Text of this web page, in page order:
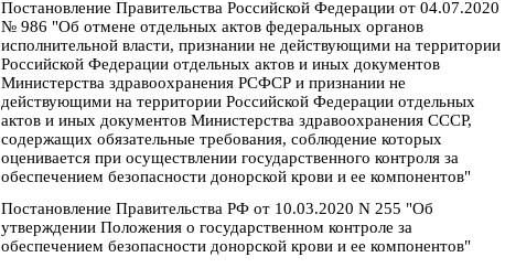
Постановление Правительства Российской Федерации от 04.07.2020
№ 986 "Об отмене отдельных актов федеральных органов
исполнительной власти, признании не действующими на территории
Российской Федерации отдельных актов и иных документов
Министерства здравоохранения РСФСР и признании не
действующими на территории Российской Федерации отдельных
актов и иных документов Министерства здравоохранения СССР,
содержащих обязательные требования, соблюдение которых
оценивается при осуществлении государственного контроля за
обеспечением безопасности донорской крови и ее компонентов"
Постановление Правительства РФ от 10.03.2020 N 255 "Об
утверждении Положения о государственном контроле за
обеспечением безопасности донорской крови и ее компонентов"